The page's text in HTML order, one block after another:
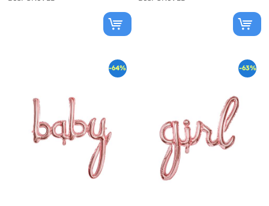
-64% -63%